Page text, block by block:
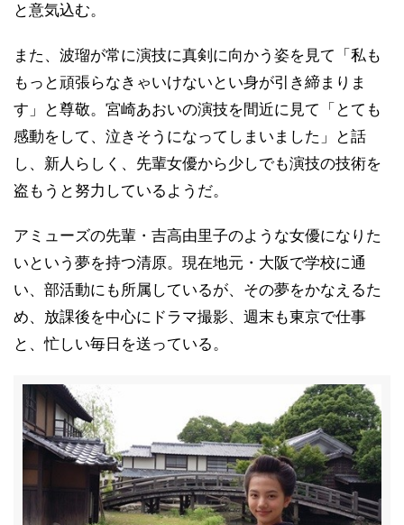
と意気込む。
また、波瑠が常に演技に真剣に向かう姿を見て「私も
もっと頑張らなきゃいけないとい身が引き締まりま
す」と尊敬。宮崎あおいの演技を間近に見て「とても
感動をして、泣きそうになってしまいました」と話
し、新人らしく、先輩女優から少しでも演技の技術を
盗もうと努力しているようだ。
アミューズの先輩・吉高由里子のような女優になりた
いという夢を持つ清原。現在地元・大阪で学校に通
い、部活動にも所属しているが、その夢をかなえるた
め、放課後を中心にドラマ撮影、週末も東京で仕事
と、忙しい毎日を送っている。